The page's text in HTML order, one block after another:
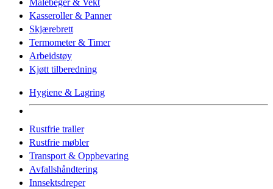
Kasseroller & Panner
Skjærebrett
Termometer & Timer
Arbeidstøy
Kjøtt tilberedning
Hygiene & Lagring
Rustfrie traller
Rustfrie møbler
Transport & Oppbevaring
Avfallshåndtering
Innsektsdreper